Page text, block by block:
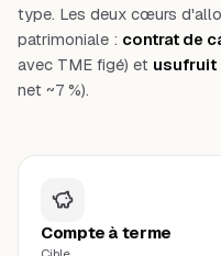
type. Les deux cœurs
patrimoniale : contrat de
avec TME figé) et usufruit
net ~7 %).
Compte à terme